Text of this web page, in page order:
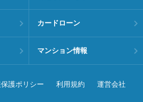
カードローン
マンション情報
護ポリシー 利用規約 運営会社